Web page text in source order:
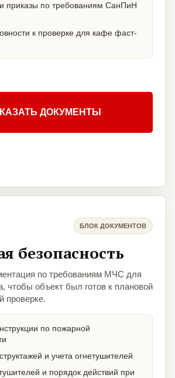
и приказы по требованиям СанПиН
к проверке для кафе фаст-
ДОКУМЕНТЫ
БЛОК ДОКУМЕНТОВ
безопасность
по требованиям МЧС для
чтобы объект был готов к плановой
проверке.
по пожарной
и учета огнетушителей
и порядок действий при